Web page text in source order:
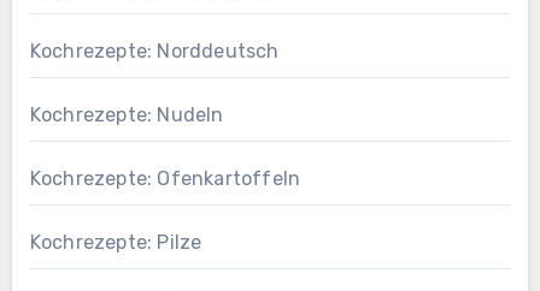
Kochrezepte: Norddeutsch
Kochrezepte: Nudeln
Kochrezepte: Ofenkartoffeln
Kochrezepte: Pilze